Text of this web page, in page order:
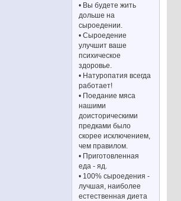
• Вы будете жить
дольше на
сыроедении.
• Сыроедение
улучшит ваше
психическое
здоровье.
• Натуропатия всегда
работает!
• Поедание мяса
нашими
доисторическими
предками было
скорее исключением,
чем правилом.
• Приготовленная
еда - яд.
• 100% сыроедения -
лучшая, наиболее
естественная диета